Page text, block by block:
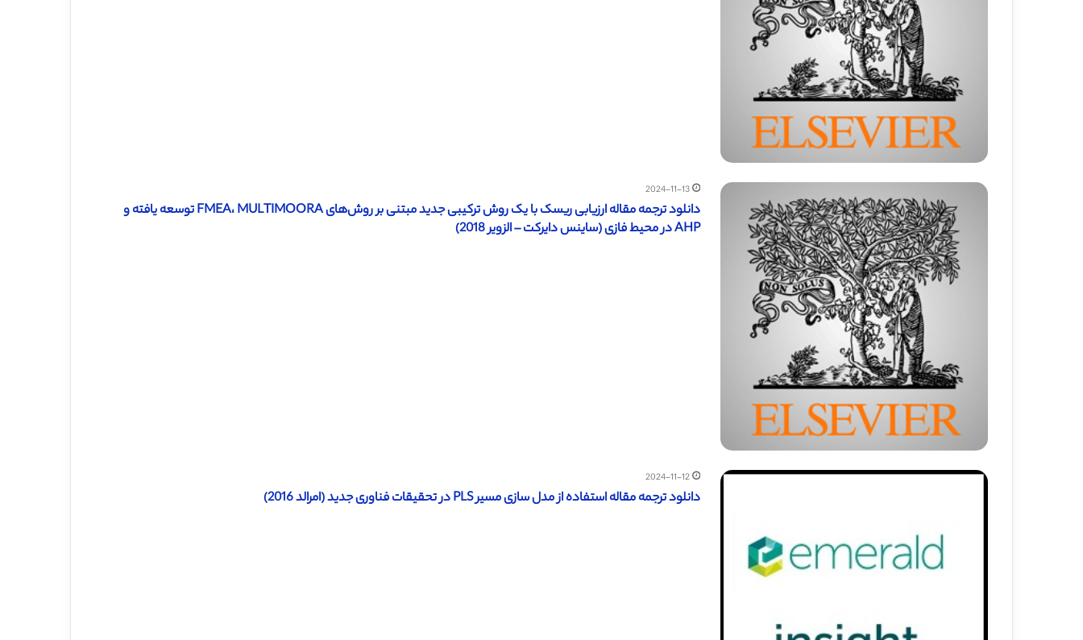
2024-11-13
دانلود ترجمه مقاله ارزیابی ریسک با یک روش ترکیبی جدید مبتنی بر روش‌های FMEA، MULTIMOORA توسعه یافته و
AHP در محیط فازی (ساینس دایرکت – الزویر 2018)
2024-11-12
دانلود ترجمه مقاله استفاده از مدل سازی مسیر PLS در تحقیقات فناوری جدید (امرالد 2016)